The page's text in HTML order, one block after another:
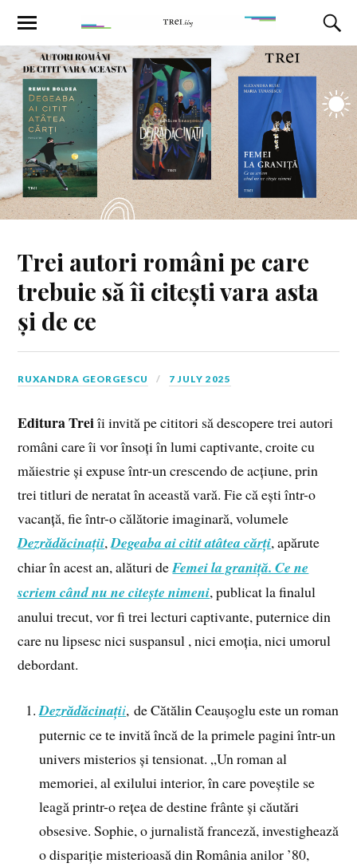
Trei autori români pe care
trebuie să îi citești vara asta
și de ce
RUXANDRA GEORGESCU 7 JULY 2025
Editura Treiîi invită pe cititori să descopere trei autori
români care îi vor însoți în lumi captivante, croite cu
măiestrie și expuse într-un crescendo de acțiune, prin
trei titluri de neratat în această vară. Fie că ești într-o
vacanță, fie într-o călătorie imaginară, volumele
Dezrădăcinații,Degeaba ai citit atâtea cărți, apărute
chiar în acest an, alături deFemei la graniță. Ce ne
scriem când nu ne citește nimeni, publicat la finalul
anului trecut, vor fi trei lecturi captivante, puternice din
care nu lipsesc nici suspansul , nici emoția, nici umorul
debordant.
Dezrădăcinații, de Cătălin Ceaușoglu este un roman
puternic ce te invită încă de la primele pagini într-un
univers misterios și tensionat. „Un roman al
memoriei, al exilului interior, în care poveștile se
leagă printr-o rețea de destine frânte și căutări
obsesive. Sophie, o jurnalistă franceză, investighează
o dispariție misterioasă din România anilor ’80,